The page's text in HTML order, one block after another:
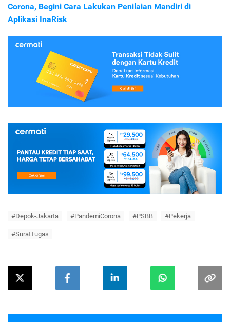
Corona, Begini Cara Lakukan Penilaian Mandiri di
Aplikasi InaRisk
#Depok-Jakarta #PandemiCorona #PSBB #Pekerja
#SuratTugas